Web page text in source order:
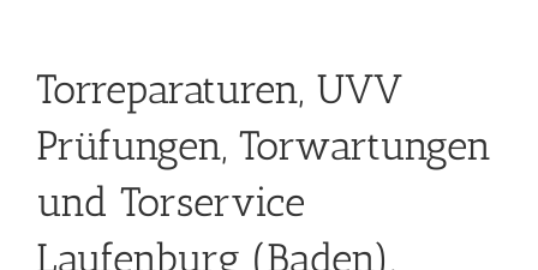
Torreparaturen, UVV
Prüfungen, Torwartungen
und Torservice
Laufenburg (Baden).